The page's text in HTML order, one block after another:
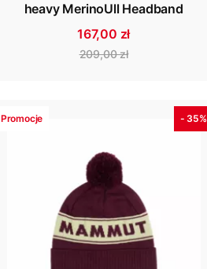
heavy MerinoUll Headband
167,00 zł
209,00 zł
Promocje - 35%